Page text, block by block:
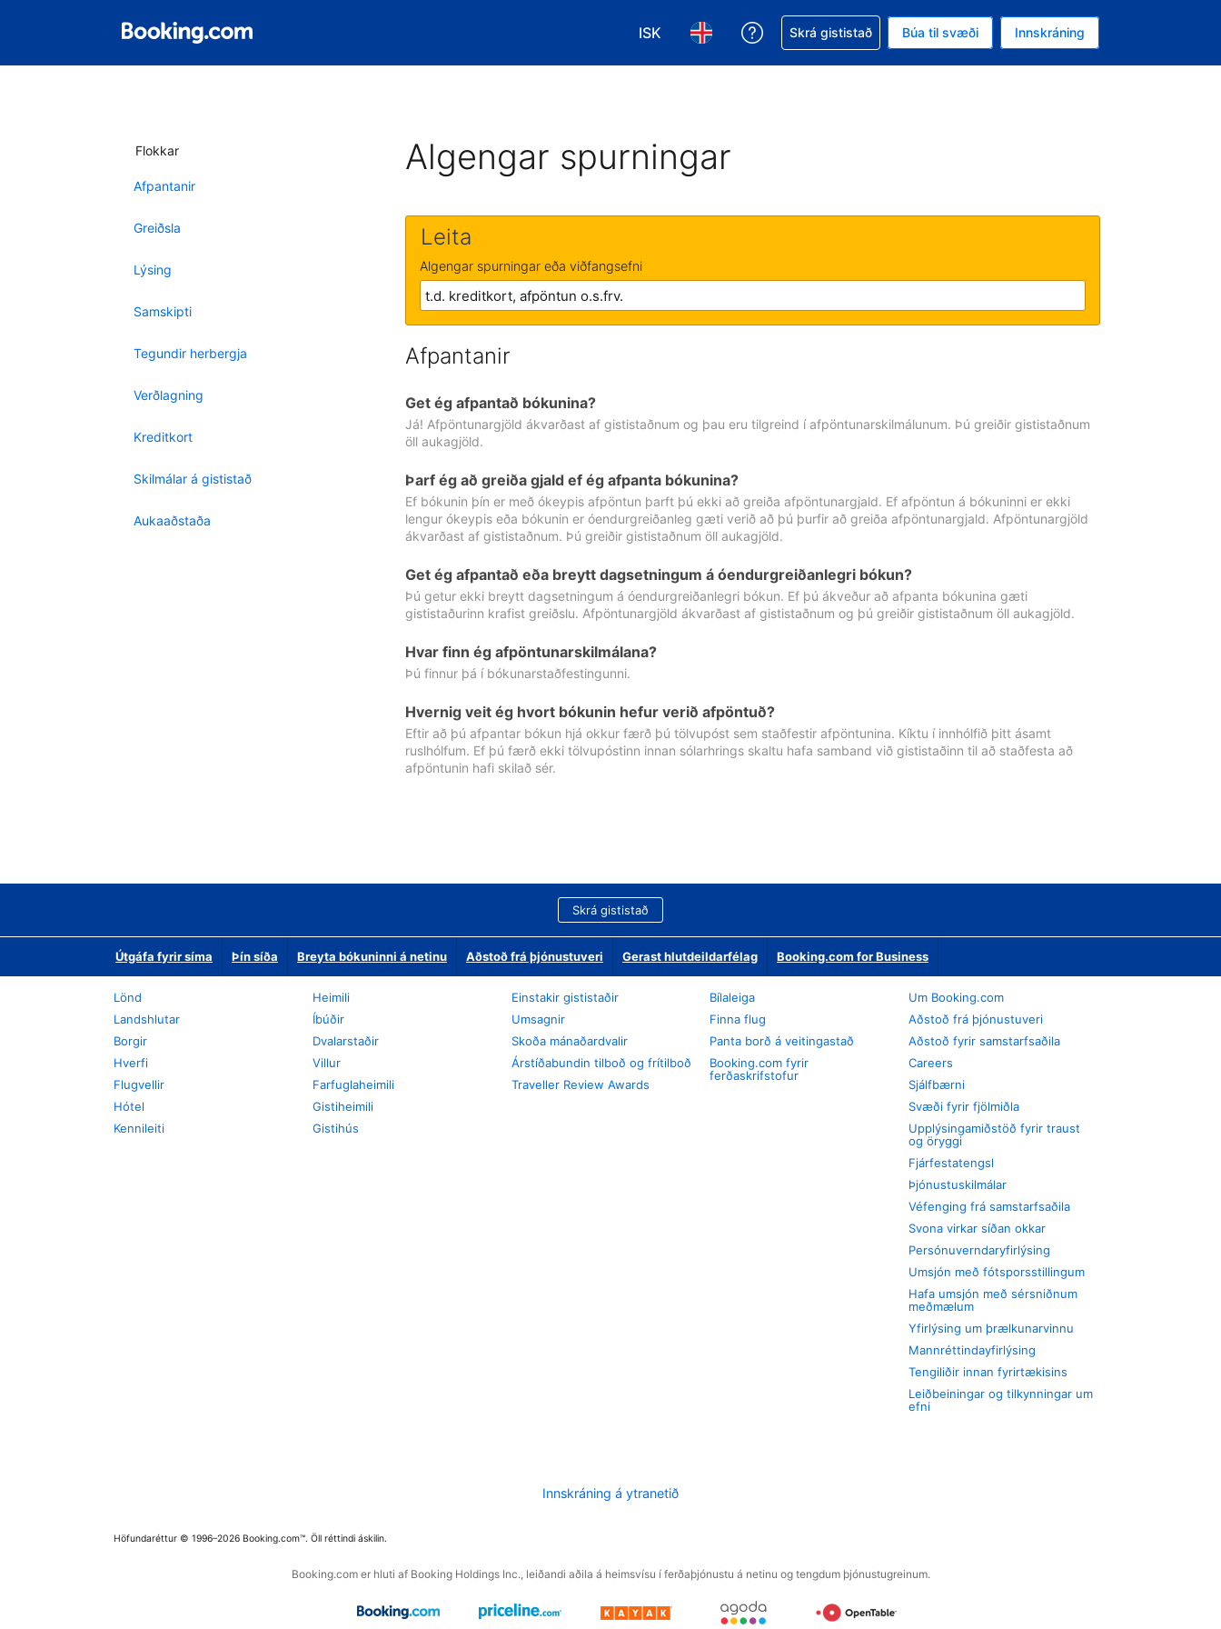
ISK
Veldu gjaldmiðil. Í augnablikinu er gjaldmiðillinn Íslensk króna
Veldu þitt tungumál. Í augnablikinu er tungumál þitt Íslensku
Fá aðstoð við bókunina
Skrá gististað Búa til svæði Innskráning
Flokkar
Afpantanir
Greiðsla
Lýsing
Samskipti
Tegundir herbergja
Verðlagning
Kreditkort
Skilmálar á gististað
Aukaaðstaða
Algengar spurningar
Leita
Algengar spurningar eða viðfangsefni
Afpantanir
Get ég afpantað bókunina?
Já! Afpöntunargjöld ákvarðast af gististaðnum og þau eru tilgreind í afpöntunarskilmálunum. Þú greiðir gististaðnum
öll aukagjöld.
Þarf ég að greiða gjald ef ég afpanta bókunina?
Ef bókunin þín er með ókeypis afpöntun þarft þú ekki að greiða afpöntunargjald. Ef afpöntun á bókuninni er ekki
lengur ókeypis eða bókunin er óendurgreiðanleg gæti verið að þú þurfir að greiða afpöntunargjald. Afpöntunargjöld
ákvarðast af gististaðnum. Þú greiðir gististaðnum öll aukagjöld.
Get ég afpantað eða breytt dagsetningum á óendurgreiðanlegri bókun?
Þú getur ekki breytt dagsetningum á óendurgreiðanlegri bókun. Ef þú ákveður að afpanta bókunina gæti
gististaðurinn krafist greiðslu. Afpöntunargjöld ákvarðast af gististaðnum og þú greiðir gististaðnum öll aukagjöld.
Hvar finn ég afpöntunarskilmálana?
Þú finnur þá í bókunarstaðfestingunni.
Hvernig veit ég hvort bókunin hefur verið afpöntuð?
Eftir að þú afpantar bókun hjá okkur færð þú tölvupóst sem staðfestir afpöntunina. Kíktu í innhólfið þitt ásamt
ruslhólfum. Ef þú færð ekki tölvupóstinn innan sólarhrings skaltu hafa samband við gististaðinn til að staðfesta að
afpöntunin hafi skilað sér.
Skrá gististað
Útgáfa fyrir síma Þín síða Breyta bókuninni á netinu Aðstoð frá þjónustuveri Gerast hlutdeildarfélag Booking.com for Business
Lönd
Landshlutar
Borgir
Hverfi
Flugvellir
Hótel
Kennileiti
Heimili
Íbúðir
Dvalarstaðir
Villur
Farfuglaheimili
Gistiheimili
Gistihús
Einstakir gististaðir
Umsagnir
Skoða mánaðardvalir
Árstíðabundin tilboð og frítilboð
Traveller Review Awards
Bílaleiga
Finna flug
Panta borð á veitingastað
Booking.com fyrir
ferðaskrifstofur
Um Booking.com
Aðstoð frá þjónustuveri
Aðstoð fyrir samstarfsaðila
Careers
Sjálfbærni
Svæði fyrir fjölmiðla
Upplýsingamiðstöð fyrir traust
og öryggi
Fjárfestatengsl
Þjónustuskilmálar
Véfenging frá samstarfsaðila
Svona virkar síðan okkar
Persónuverndaryfirlýsing
Umsjón með fótsporsstillingum
Hafa umsjón með sérsniðnum
meðmælum
Yfirlýsing um þrælkunarvinnu
Mannréttindayfirlýsing
Tengiliðir innan fyrirtækisins
Leiðbeiningar og tilkynningar um
efni
Innskráning á ytranetið
Höfundaréttur © 1996–2026 Booking.com™. Öll réttindi áskilin.
Booking.com er hluti af Booking Holdings Inc., leiðandi aðila á heimsvísu í ferðaþjónustu á netinu og tengdum þjónustugreinum.